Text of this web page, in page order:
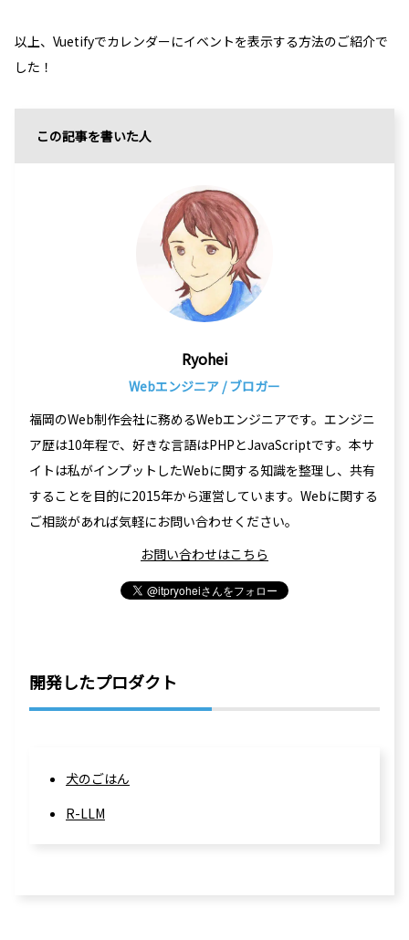
以上、Vuetifyでカレンダーにイベントを表示する方法のご紹介で
した！
この記事を書いた人
Ryohei
Webエンジニア / ブロガー
福岡のWeb制作会社に務めるWebエンジニアです。エンジニ
ア歴は10年程で、好きな言語はPHPとJavaScriptです。本サ
イトは私がインプットしたWebに関する知識を整理し、共有
することを目的に2015年から運営しています。Webに関する
ご相談があれば気軽にお問い合わせください。
お問い合わせはこちら
開発したプロダクト
犬のごはん
R-LLM